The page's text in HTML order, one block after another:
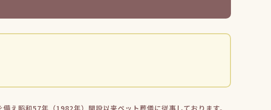
え昭和57年（1982年）開設以来ペット葬儀に従事しております。